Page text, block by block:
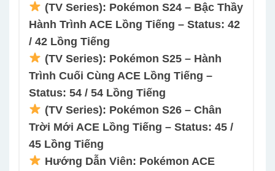
(TV Series): Pokémon S24 – Bậc Thầy
Hành Trình ACE Lồng Tiếng – Status: 42
/ 42 Lồng Tiếng
(TV Series): Pokémon S25 – Hành
Trình Cuối Cùng ACE Lồng Tiếng –
Status: 54 / 54 Lồng Tiếng
(TV Series): Pokémon S26 – Chân
Trời Mới ACE Lồng Tiếng – Status: 45 /
45 Lồng Tiếng
Hướng Dẫn Viên: Pokémon ACE